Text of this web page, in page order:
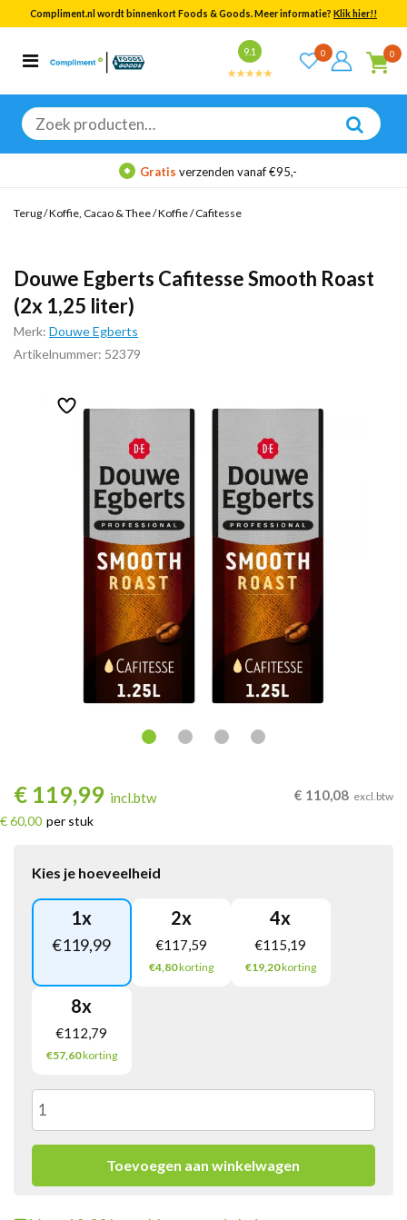
Compliment.nl wordt binnenkort Foods & Goods. Meer informatie? Klik hier!!
9.1 0 0
Zoeken
naar:
Categorieën
Bekijk alle resultaten
Gratis verzenden vanaf €95,-
Terug/Koffie, Cacao & Thee/Koffie/Cafitesse
Douwe Egberts Cafitesse Smooth Roast
(2x 1,25 liter)
Merk: Douwe Egberts
Artikelnummer: 52379
€ 119,99 incl.btw
€ 60,00 per stuk
€ 110,08 excl.btw
Kies je hoeveelheid
1x
€119,99
2x
€117,59
€4,80korting
4x
€115,19
€19,20korting
8x
€112,79
€57,60korting
Douwe
Egberts
Toevoegen aan winkelwagen